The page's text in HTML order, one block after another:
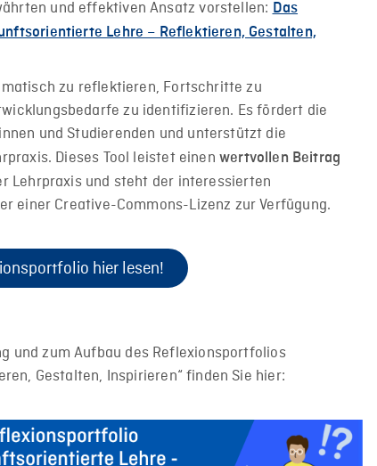
und effektiven Ansatz vorstellen:Das
Lehre – Reflektieren, Gestalten,
zu reflektieren, Fortschritte zu
zu identifizieren. Es fördert die
und Studierenden und unterstützt die
Dieses Tool leistet einen wertvollen Beitrag
Lehrpraxis und steht der interessierten
einer Creative-Commons-Lizenz zur Verfügung.
hier lesen!
und zum Aufbau des Reflexionsportfolios
Gestalten, Inspirieren“ finden Sie hier: